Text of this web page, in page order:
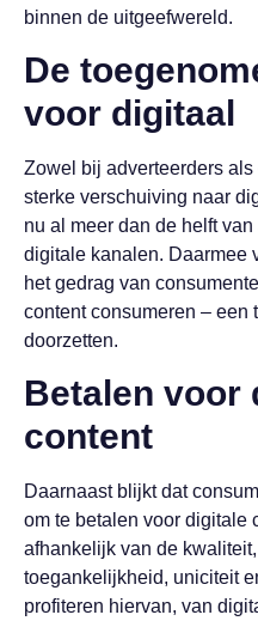
binnen de uitgeefwereld.
De
voor digitaal
Zowel bij adverteerders
sterke verschuiving naar
nu al meer dan de helft
digitale kanalen. Daarmee
het gedrag van
content consumeren – een
doorzetten.
Betalen voor
content
Daarnaast blijkt dat
om te betalen voor digitale
afhankelijk van de
toegankelijkheid, uniciteit
profiteren hiervan, van